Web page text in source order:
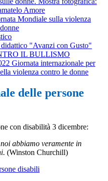
Amore
Mondiale sulla violenza
"Avanzi con Gusto"
IL BULLISMO
Giornata internazionale per
violenza contro le donne
delle persone
con disabilità 3 dicembre:
abbiamo veramente in
. (Winston Churchill)